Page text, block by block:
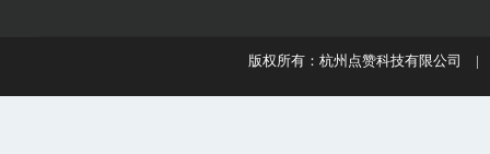
版权所有：杭州点赞科技有限公司